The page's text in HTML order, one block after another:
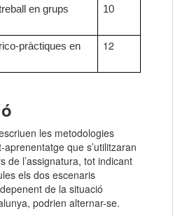
en grups 10
pràctiques en
12
les metodologies
aprenentatge que s’utilitzaran
de l’assignatura, tot indicant
els dos escenaris
de la situació
podrien alternar-se.